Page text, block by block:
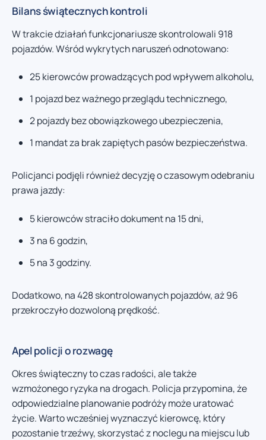
Bilans świątecznych kontroli
W trakcie działań funkcjonariusze skontrolowali 918
pojazdów. Wśród wykrytych naruszeń odnotowano:
25 kierowców prowadzących pod wpływem alkoholu,
1 pojazd bez ważnego przeglądu technicznego,
2 pojazdy bez obowiązkowego ubezpieczenia,
1 mandat za brak zapiętych pasów bezpieczeństwa.
Policjanci podjęli również decyzję o czasowym odebraniu
prawa jazdy:
5 kierowców straciło dokument na 15 dni,
3 na 6 godzin,
5 na 3 godziny.
Dodatkowo, na 428 skontrolowanych pojazdów, aż 96
przekroczyło dozwoloną prędkość.
Apel policji o rozwagę
Okres świąteczny to czas radości, ale także
wzmożonego ryzyka na drogach. Policja przypomina, że
odpowiedzialne planowanie podróży może uratować
życie. Warto wcześniej wyznaczyć kierowcę, który
pozostanie trzeźwy, skorzystać z noclegu na miejscu lub